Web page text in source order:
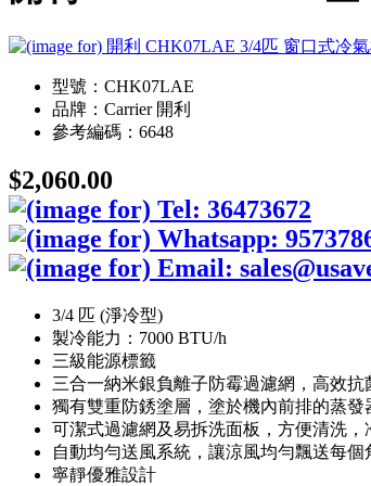
型號：CHK07LAE
品牌：Carrier 開利
參考編碼：6648
$2,060.00
3/4 匹 (淨冷型)
製冷能力：7000 BTU/h
三級能源標籤
三合一納米銀負離子防霉過濾網，高效
獨有雙重防銹塗層，塗於機內前排的蒸
可潔式過濾網及易拆洗面板，方便清洗，
自動均勻送風系統，讓涼風均勻飄送每個
寧靜優雅設計